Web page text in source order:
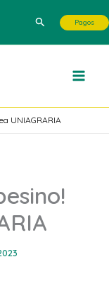
Buscar Pagos
UNIAGRARIA